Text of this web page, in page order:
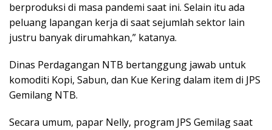
berproduksi di masa pandemi saat ini. Selain itu ada
peluang lapangan kerja di saat sejumlah sektor lain
justru banyak dirumahkan,” katanya.
Dinas Perdagangan NTB bertanggung jawab untuk
komoditi Kopi, Sabun, dan Kue Kering dalam item di JPS
Gemilang NTB.
Secara umum, papar Nelly, program JPS Gemilag saat